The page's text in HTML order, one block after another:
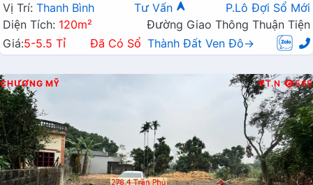
Vị Trí: Thanh Bình Tư Vấn
P.Lô Đợi Sổ Mới
Diện Tích: 120m²
Đường Giao Thông Thuận Tiện
Giá:5-5.5 Tỉ Đã Có Sổ Thành Đất Ven Đô→
CHƯƠNG MỸ T.N 565